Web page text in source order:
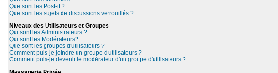
Que sont les Post-it ?
Que sont les sujets de discussions verrouillés ?
Niveaux des Utilisateurs et Groupes
Qui sont les Administrateurs ?
Qui sont les Modérateurs?
Que sont les groupes d'utilisateurs ?
Comment puis-je joindre un groupe d'utilisateurs ?
Comment puis-je devenir le modérateur d'un groupe d'utilisateurs ?